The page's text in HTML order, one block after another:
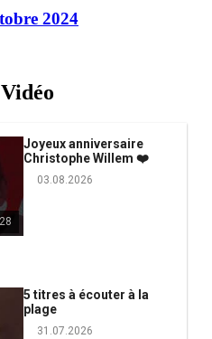
2024
Joyeux anniversaire
Christophe Willem ❤️
03.08.2026
5 titres à écouter à la
plage
31.07.2026